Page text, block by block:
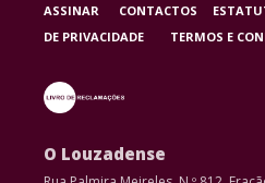
ASSINAR CONTACTOS
DE PRIVACIDADE TERMOS E
O Louzadense